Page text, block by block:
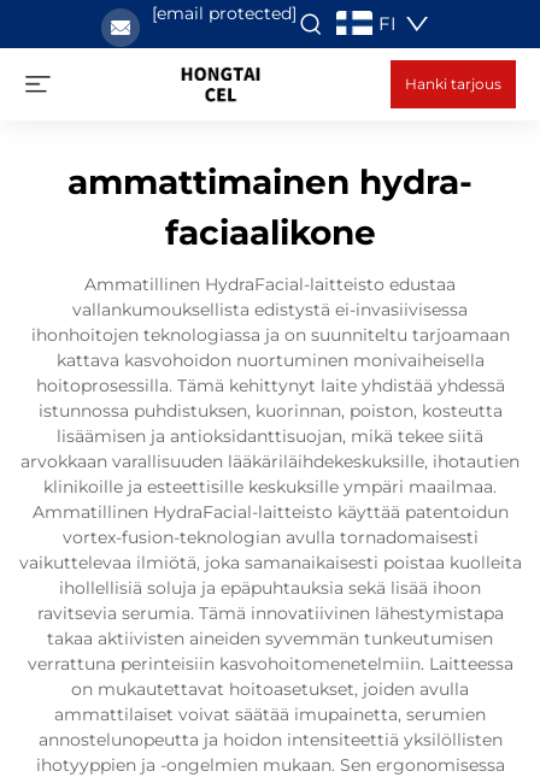
[email protected] FI
Hanki tarjous
ammattimainen hydra-
faciaalikone
Ammatillinen HydraFacial-laitteisto edustaa
vallankumouksellista edistystä ei-invasiivisessa
ihonhoitojen teknologiassa ja on suunniteltu tarjoamaan
kattava kasvohoidon nuortuminen monivaiheisella
hoitoprosessilla. Tämä kehittynyt laite yhdistää yhdessä
istunnossa puhdistuksen, kuorinnan, poiston, kosteutta
lisäämisen ja antioksidanttisuojan, mikä tekee siitä
arvokkaan varallisuuden lääkäriläihdekeskuksille, ihotautien
klinikoille ja esteettisille keskuksille ympäri maailmaa.
Ammatillinen HydraFacial-laitteisto käyttää patentoidun
vortex-fusion-teknologian avulla tornadomaisesti
vaikuttelevaa ilmiötä, joka samanaikaisesti poistaa kuolleita
ihollellisiä soluja ja epäpuhtauksia sekä lisää ihoon
ravitsevia serumia. Tämä innovatiivinen lähestymistapa
takaa aktiivisten aineiden syvemmän tunkeutumisen
verrattuna perinteisiin kasvohoitomenetelmiin. Laitteessa
on mukautettavat hoitoasetukset, joiden avulla
ammattilaiset voivat säätää imupainetta, serumien
annostelunopeutta ja hoidon intensiteettiä yksilöllisten
ihotyyppien ja -ongelmien mukaan. Sen ergonomisessa